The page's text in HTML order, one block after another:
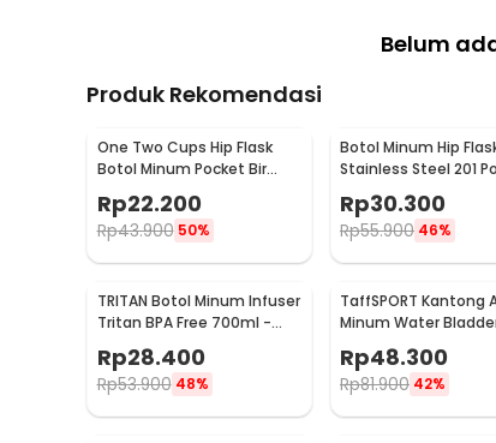
Belum
Produk Rekomendasi
One Two Cups Hip Flask
Botol Minum Pocket Bir
Stainless Steel 201 8oz -
MS351
Rp22.200
Rp43.900 50%
Botol Minum Hip
Stainless Steel 201
Round Shape 150ml -
Rp30.300
Rp55.900 46%
TRITAN Botol Minum Infuser
Tritan BPA Free 700ml -
HS668
Rp28.400
Rp53.900 48%
TaffSPORT Kantong
Minum Water
Valve Hydration Bag
SD16
Rp48.300
Rp81.900 42%